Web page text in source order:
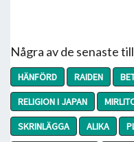
Några av de senaste
HÄNFÖRD RAIDEN
RELIGION I JAPAN
SKRINLÄGGA
ALIKA